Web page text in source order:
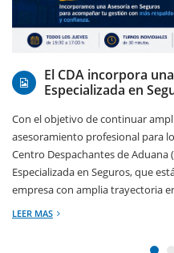
06/08/2026
El CDA incorpora
Especializada en
Con el objetivo de continuar
asesoramiento profesional para
Centro Despachantes de Aduana
Especializada en Seguros, que
empresa con amplia trayectoria
LEER MAS